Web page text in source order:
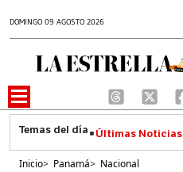
DOMINGO 09 AGOSTO 2026
Últimas Noticias
Inicio> Panamá> Nacional